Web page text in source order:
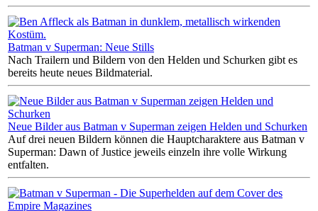
Batman v Superman: Neue Stills
Nach Trailern und Bildern von den Helden und Schurken gibt es
bereits heute neues Bildmaterial.
Neue Bilder aus Batman v Superman zeigen Helden und Schurken
Auf drei neuen Bildern können die Hauptcharaktere aus Batman v
Superman: Dawn of Justice jeweils einzeln ihre volle Wirkung
entfalten.